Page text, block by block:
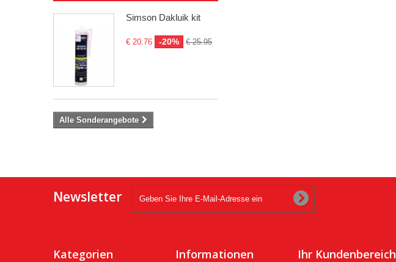
Simson Dakluik kit
€ 20.76 -20% € 25.95
Alle Sonderangebote
Newsletter
Kategorien Informationen Ihr Kundenbereich